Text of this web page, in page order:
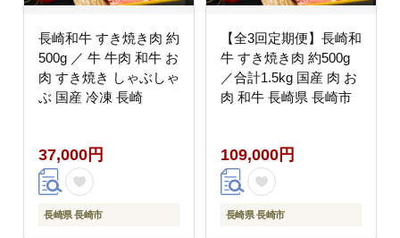
長崎和牛 すき焼き肉 約
500g ／ 牛 牛肉 和牛 お
肉 すき焼き しゃぶしゃ
ぶ 国産 冷凍 長崎
37,000円
長崎県 長崎市
【全3回定期便】長崎和
牛 すき焼き肉 約500g
／合計1.5kg 国産 肉 お
肉 和牛 長崎県 長崎市
109,000円
長崎県 長崎市